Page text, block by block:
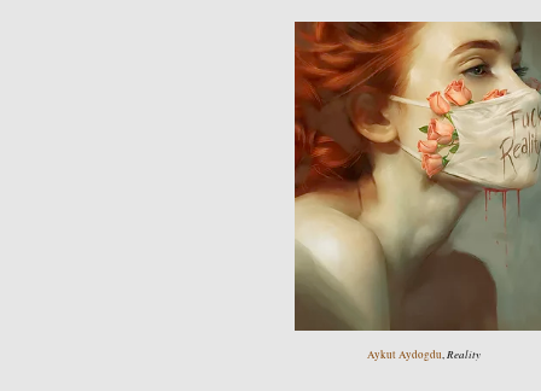
Aykut Aydogdu,Reality